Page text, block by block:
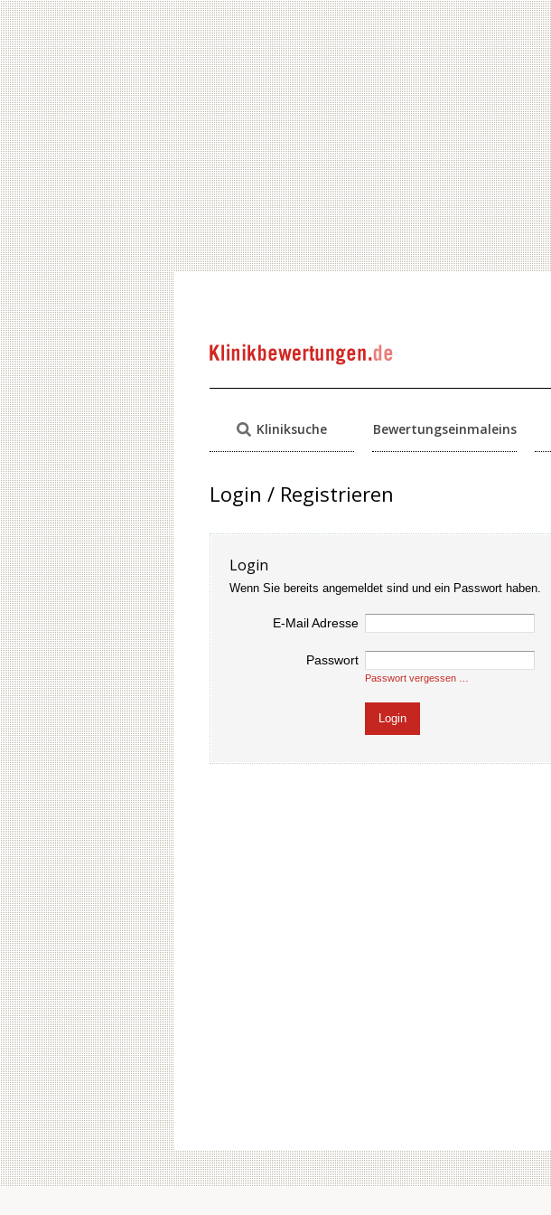
Kliniksuche Bewertungseinmaleins
Login / Registrieren
Login
Wenn Sie bereits angemeldet sind und ein Passwort haben.
E-Mail Adresse
Passwort
Passwort vergessen …